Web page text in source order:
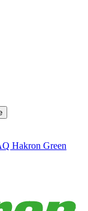
Hakron Green